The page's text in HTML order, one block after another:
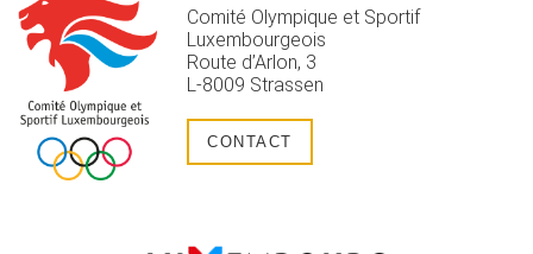
Comité Olympique et Sportif
Luxembourgeois
Route d’Arlon, 3
L-8009 Strassen
CONTACT